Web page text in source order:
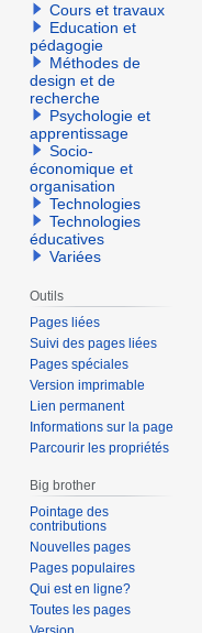
Cours et travaux
Education et
pédagogie
Méthodes de
design et de
recherche
Psychologie et
apprentissage
Socio-
économique et
organisation
Technologies
Technologies
éducatives
Variées
Outils
Pages liées
Suivi des pages liées
Pages spéciales
Version imprimable
Lien permanent
Informations sur la page
Parcourir les propriétés
Big brother
Pointage des
contributions
Nouvelles pages
Pages populaires
Qui est en ligne?
Toutes les pages